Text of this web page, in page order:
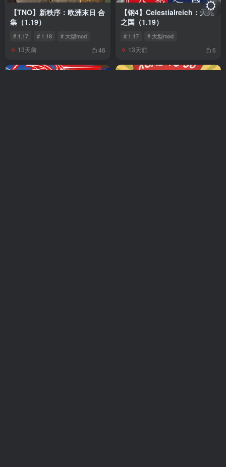
【TNO】新秩序：欧洲末日 合
集（1.19）
# 1.17 # 1.18 # 大型mod
13天前 46
【钢4】Celestialreich：天兆
之国（1.19）
# 1.17 # 大型mod
13天前 6